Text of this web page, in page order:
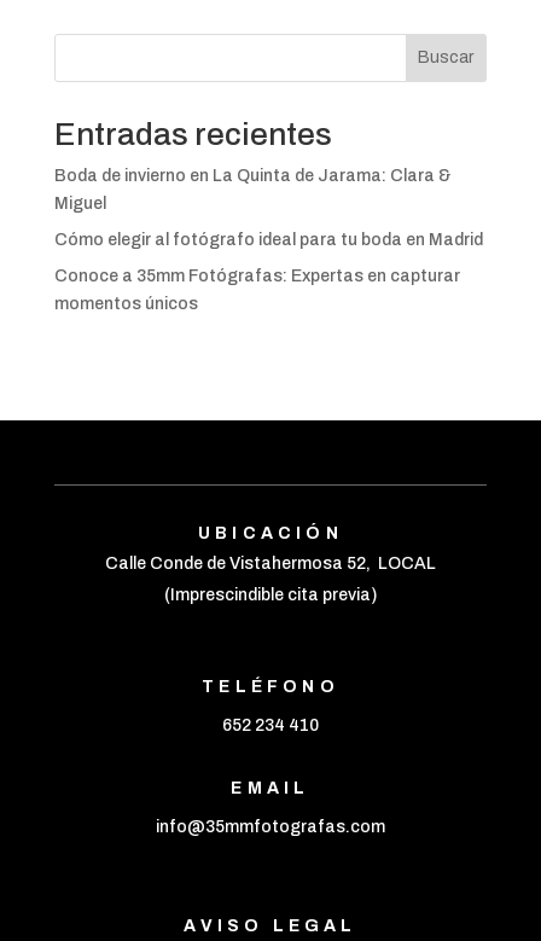
Buscar
Entradas recientes
Boda de invierno en La Quinta de Jarama: Clara &
Miguel
Cómo elegir al fotógrafo ideal para tu boda en Madrid
Conoce a 35mm Fotógrafas: Expertas en capturar
momentos únicos
UBICACIÓN
Calle Conde de Vistahermosa 52, LOCAL
(Imprescindible cita previa)
TELÉFONO
652 234 410
EMAIL
info@35mmfotografas.com
AVISO LEGAL